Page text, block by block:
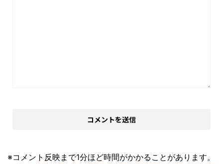
※コメント反映まで1分ほど時間がかかることがあります。